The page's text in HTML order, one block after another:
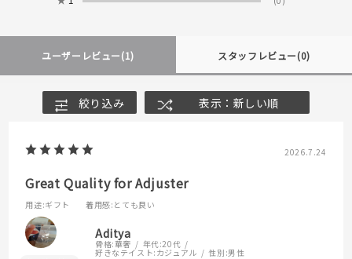
ユーザーレビュー(1) スタッフレビュー(0)
絞り込み 表示：新しい順
2026.7.24
Great Quality for Adjuster
用途:ギフト 着用感:とても良い
Aditya
骨格:華奢 年代:20代
好きなテイスト:カジュアル 性別:男性